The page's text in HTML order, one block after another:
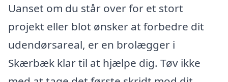
Uanset om du står over for et stort
projekt eller blot ønsker at forbedre dit
udendørsareal, er en brolægger i
Skærbæk klar til at hjælpe dig. Tøv ikke